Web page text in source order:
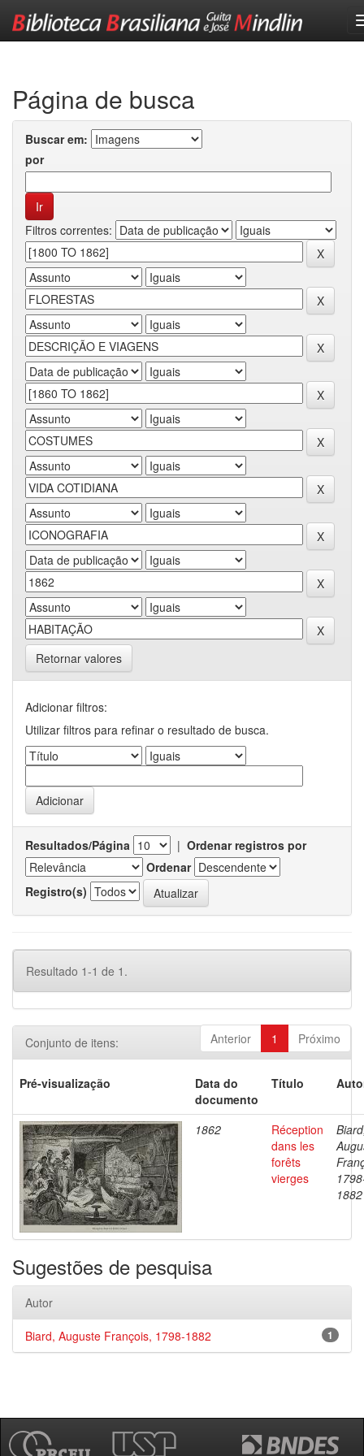
Página de busca
Buscar em:
por
Filtros correntes:
Retornar valores
Adicionar filtros:
Utilizar filtros para refinar o resultado de busca.
Resultados/Página | Ordenar registros por
Ordenar
Registro(s)
Resultado 1-1 de 1.
Anterior 1 Próximo
Conjunto de itens:
Pré-visualização
Data do
documento
Título
1862
Réception
dans les
forêts
vierges
1882
Sugestões de pesquisa
Autor
1
Biard, Auguste François, 1798-1882